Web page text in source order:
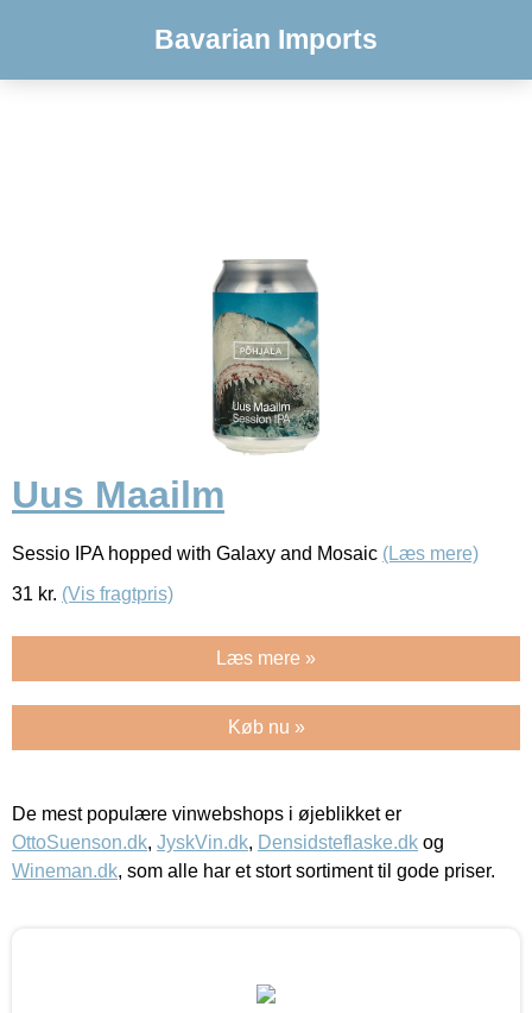
Bavarian Imports
Uus Maailm
Sessio IPA hopped with Galaxy and Mosaic (Læs mere)
31 kr. (Vis fragtpris)
Læs mere »
Køb nu »
De mest populære vinwebshops i øjeblikket er
OttoSuenson.dk, JyskVin.dk, Densidsteflaske.dk og
Wineman.dk, som alle har et stort sortiment til gode priser.